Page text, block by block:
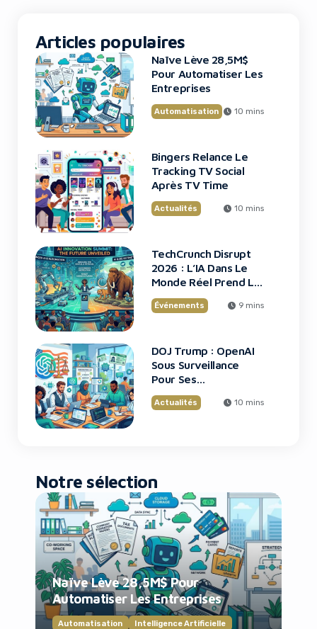
Articles populaires
Naïve Lève 28,5M$
Pour Automatiser Les
Entreprises
Automatisation 10 mins
Bingers Relance Le
Tracking TV Social
Après TV Time
Actualités 10 mins
TechCrunch Disrupt
2026 : L’IA Dans Le
Monde Réel Prend La
Scène
Événements 9 mins
DOJ Trump : OpenAI
Sous Surveillance
Pour Ses
Recrutements
Actualités 10 mins
Notre sélection
Naïve Lève 28,5M$ Pour
Automatiser Les Entreprises
Automatisation Intelligence Artificielle